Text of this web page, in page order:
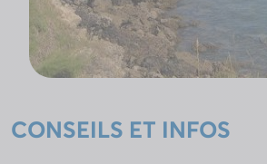
CONSEILS ET INFOS